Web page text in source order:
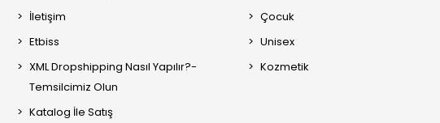
İletişim
Etbiss
XML Dropshipping Nasıl Yapılır?-
Temsilcimiz Olun
Katalog İle Satış
Çocuk
Unisex
Kozmetik